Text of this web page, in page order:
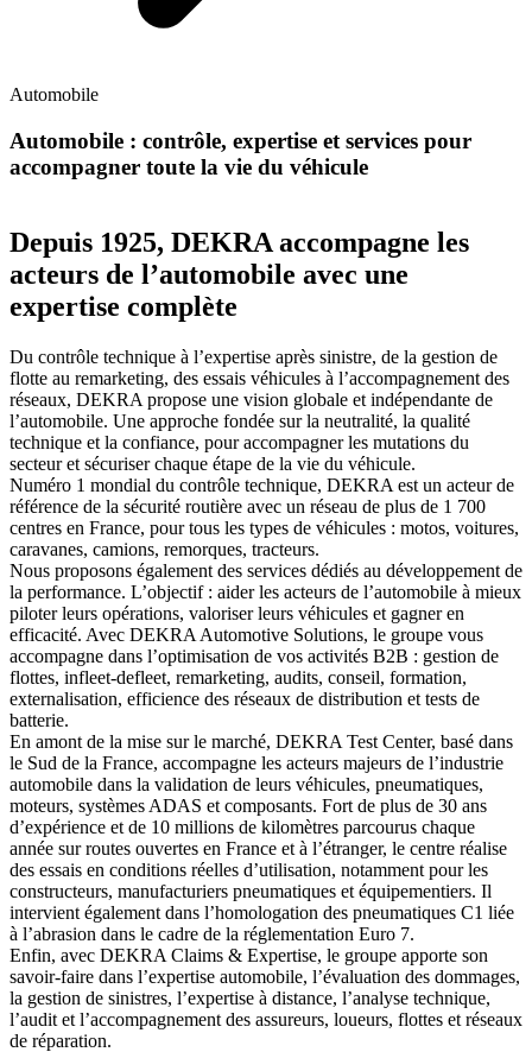
Automobile
Automobile : contrôle, expertise et services pour
accompagner toute la vie du véhicule
Depuis 1925, DEKRA accompagne les
acteurs de l’automobile avec une
expertise complète
Du contrôle technique à l’expertise après sinistre, de la gestion de
flotte au remarketing, des essais véhicules à l’accompagnement des
réseaux, DEKRA propose une vision globale et indépendante de
l’automobile. Une approche fondée sur la neutralité, la qualité
technique et la confiance, pour accompagner les mutations du
secteur et sécuriser chaque étape de la vie du véhicule.
Numéro 1 mondial du contrôle technique, DEKRA est un acteur de
référence de la sécurité routière avec un réseau de plus de 1 700
centres en France, pour tous les types de véhicules : motos, voitures,
caravanes, camions, remorques, tracteurs.
Nous proposons également des services dédiés au développement de
la performance. L’objectif : aider les acteurs de l’automobile à mieux
piloter leurs opérations, valoriser leurs véhicules et gagner en
efficacité. Avec DEKRA Automotive Solutions, le groupe vous
accompagne dans l’optimisation de vos activités B2B : gestion de
flottes, infleet-defleet, remarketing, audits, conseil, formation,
externalisation, efficience des réseaux de distribution et tests de
batterie.
En amont de la mise sur le marché, DEKRA Test Center, basé dans
le Sud de la France, accompagne les acteurs majeurs de l’industrie
automobile dans la validation de leurs véhicules, pneumatiques,
moteurs, systèmes ADAS et composants. Fort de plus de 30 ans
d’expérience et de 10 millions de kilomètres parcourus chaque
année sur routes ouvertes en France et à l’étranger, le centre réalise
des essais en conditions réelles d’utilisation, notamment pour les
constructeurs, manufacturiers pneumatiques et équipementiers. Il
intervient également dans l’homologation des pneumatiques C1 liée
à l’abrasion dans le cadre de la réglementation Euro 7.
Enfin, avec DEKRA Claims & Expertise, le groupe apporte son
savoir-faire dans l’expertise automobile, l’évaluation des dommages,
la gestion de sinistres, l’expertise à distance, l’analyse technique,
l’audit et l’accompagnement des assureurs, loueurs, flottes et réseaux
de réparation.